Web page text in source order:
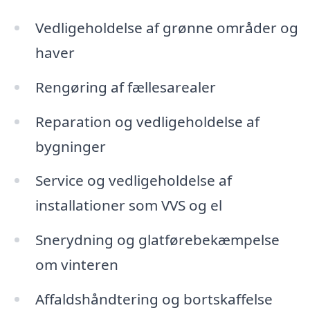
Vedligeholdelse af grønne områder og
haver
Rengøring af fællesarealer
Reparation og vedligeholdelse af
bygninger
Service og vedligeholdelse af
installationer som VVS og el
Snerydning og glatførebekæmpelse
om vinteren
Affaldshåndtering og bortskaffelse